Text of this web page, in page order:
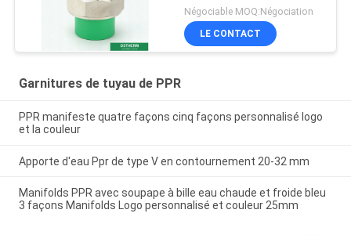
garnitures de tuyau de
Ppr a fileté l'union
Négociable MOQ:Négociation
LE CONTACT
Garnitures de tuyau de PPR
PPR manifeste quatre façons cinq façons personnalisé logo
et la couleur
Apporte d'eau Ppr de type V en contournement 20-32 mm
Manifolds PPR avec soupape à bille eau chaude et froide bleu
3 façons Manifolds Logo personnalisé et couleur 25mm